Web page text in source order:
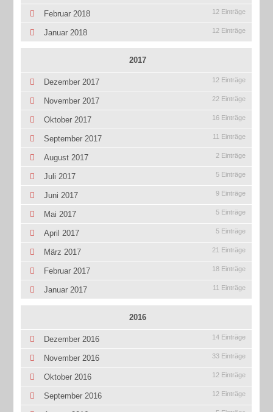
Februar 2018 12 Einträge
Januar 2018 12 Einträge
2017
Dezember 2017 12 Einträge
November 2017 22 Einträge
Oktober 2017 16 Einträge
September 2017 11 Einträge
August 2017 2 Einträge
Juli 2017 5 Einträge
Juni 2017 9 Einträge
Mai 2017 5 Einträge
April 2017 5 Einträge
März 2017 21 Einträge
Februar 2017 18 Einträge
Januar 2017 11 Einträge
2016
Dezember 2016 14 Einträge
November 2016 33 Einträge
Oktober 2016 12 Einträge
September 2016 12 Einträge